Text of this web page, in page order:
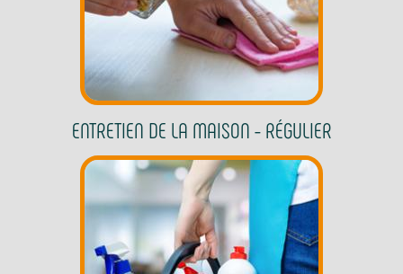
ENTRETIEN DE LA MAISON - RÉGULIER